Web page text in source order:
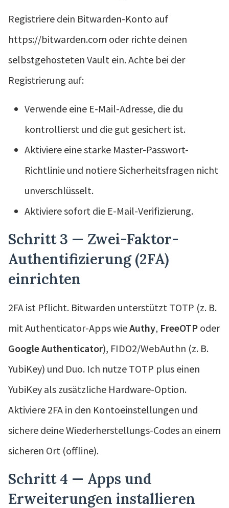
Registriere dein Bitwarden-Konto auf
https://bitwarden.com oder richte deinen
selbstgehosteten Vault ein. Achte bei der
Registrierung auf:
Verwende eine E-Mail-Adresse, die du
kontrollierst und die gut gesichert ist.
Aktiviere eine starke Master-Passwort-
Richtlinie und notiere Sicherheitsfragen nicht
unverschlüsselt.
Aktiviere sofort die E-Mail-Verifizierung.
Schritt 3 — Zwei-Faktor-
Authentifizierung (2FA)
einrichten
2FA ist Pflicht. Bitwarden unterstützt TOTP (z. B.
mit Authenticator-Apps wieAuthy, FreeOTP oder
Google Authenticator), FIDO2/WebAuthn (z. B.
YubiKey) und Duo. Ich nutze TOTP plus einen
YubiKey als zusätzliche Hardware-Option.
Aktiviere 2FA in den Kontoeinstellungen und
sichere deine Wiederherstellungs-Codes an einem
sicheren Ort (offline).
Schritt 4 — Apps und
Erweiterungen installieren